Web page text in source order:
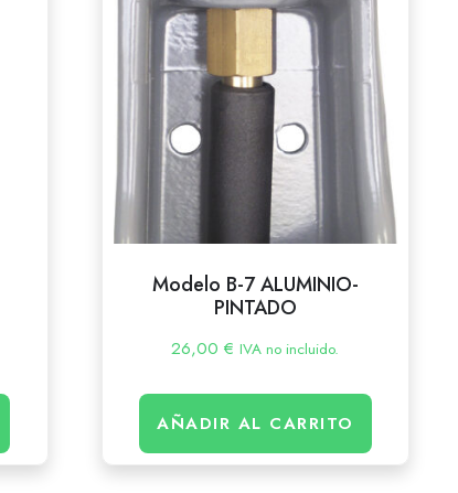
Modelo B-7 ALUMINIO-
PINTADO
26,00€ IVA no incluido.
AÑADIR AL CARRITO